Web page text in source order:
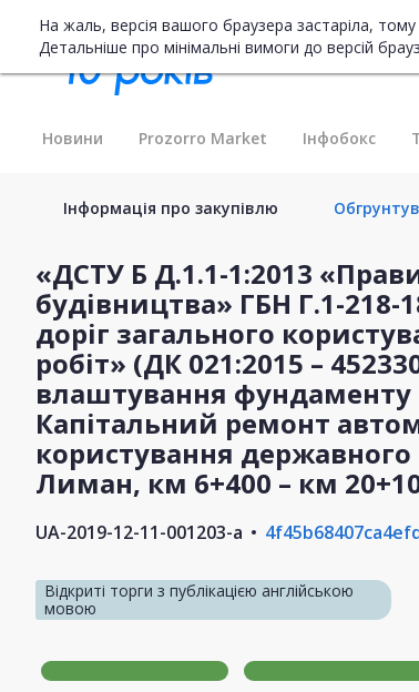
На жаль, версія вашого браузера застаріла,
Детальніше про мінімальні вимоги до версій
Новини Prozorro Market Інфобокс
Інформація про закупівлю
«ДСТУ Б Д.1.1-1:2013
будівництва» ГБН Г.1-
доріг загального
робіт» (ДК 021:2015 –
влаштування фундаменту
Капітальний ремонт
користування
Лиман, км 6+400 – км
UA-2019-12-11-001203-a
Відкриті торги з публікацією англійською
мовою